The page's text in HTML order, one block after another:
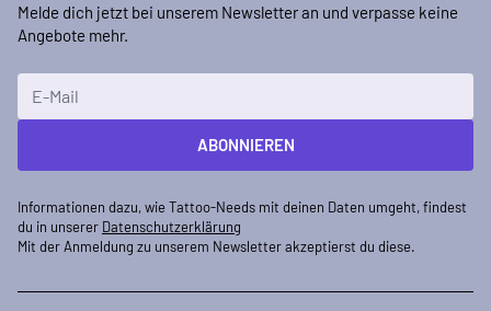
Melde dich jetzt bei unserem Newsletter an und verpasse keine
Angebote mehr.
ABONNIEREN
Informationen dazu, wie Tattoo-Needs mit deinen Daten umgeht, findest
du in unserer Datenschutzerklärung
Mit der Anmeldung zu unserem Newsletter akzeptierst du diese.